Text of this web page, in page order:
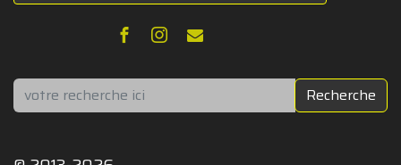
Rechercher Recherche